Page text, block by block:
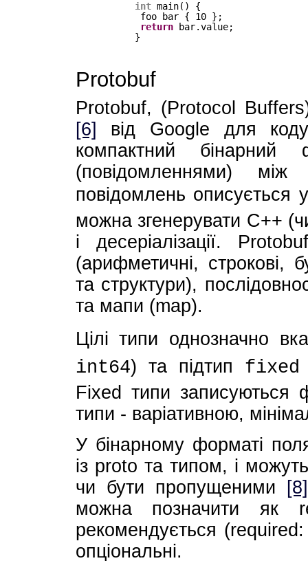
int main() {
foo bar { 10 };
return
bar.value;
}
Protobuf
Protobuf, (Protocol
[6]
від Google для
компактний
(повідомленнями)
повідомлень описується
можна згенерувати C++
і десеріалізації.
(арифметичні, строкові,
та структури),
та мапи (map).
Цілі типи однозначно
int64) та підтип fixed
Fixed типи записуються
типи - варіативною,
У бінарному форматі
із proto та типом, і
чи бути пропущеними [8]
можна позначити як
рекомендується
опціональні.